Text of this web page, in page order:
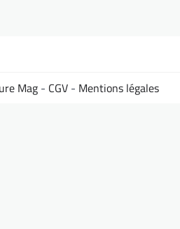
Mag- CGV- Mentions légales